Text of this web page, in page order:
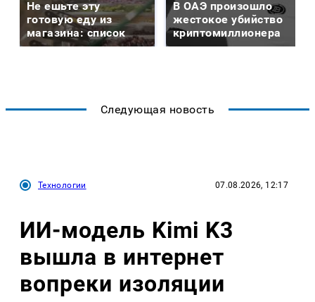
Не ешьте эту
готовую еду из
магазина: список
В ОАЭ произошло
жестокое убийство
криптомиллионера
Следующая новость
Технологии 07.08.2026, 12:17
ИИ-модель Kimi K3
вышла в интернет
вопреки изоляции